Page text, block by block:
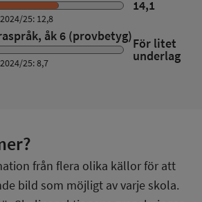
14,1
25: 12,8
åk 6 (provbetyg)För litet
underlag
25: 8,7
från flera olika källor för att
bild som möjligt av varje skola.